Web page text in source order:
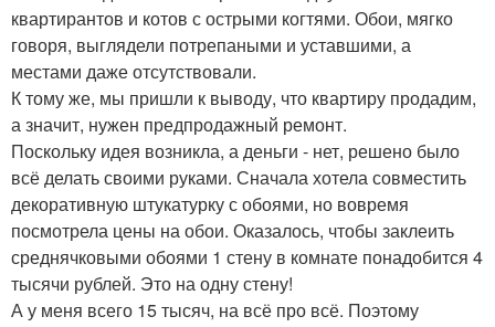
квартирантов и котов с острыми когтями. Обои, мягко
говоря, выглядели потрепаными и уставшими, а
местами даже отсутствовали.
К тому же, мы пришли к выводу, что квартиру продадим,
а значит, нужен предпродажный ремонт.
Поскольку идея возникла, а деньги - нет, решено было
всё делать своими руками. Сначала хотела совместить
декоративную штукатурку с обоями, но вовремя
посмотрела цены на обои. Оказалось, чтобы заклеить
среднячковыми обоями 1 стену в комнате понадобится 4
тысячи рублей. Это на одну стену!
А у меня всего 15 тысяч, на всё про всё. Поэтому